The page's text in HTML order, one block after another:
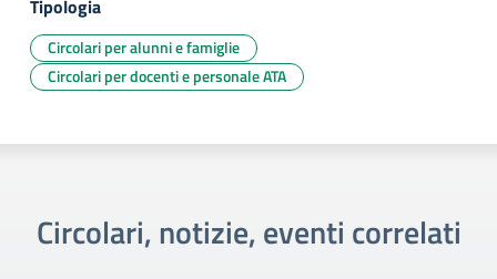
Tipologia
Circolari per alunni e famiglie
Circolari per docenti e personale ATA
Circolari, notizie, eventi correlati